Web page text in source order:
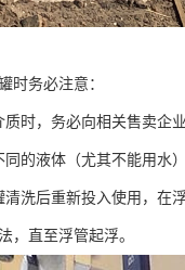
时务必注意：
时，务必向相关售卖企业
的液体（尤其不能用水
洗后重新投入使用，在
，直至浮管起浮。